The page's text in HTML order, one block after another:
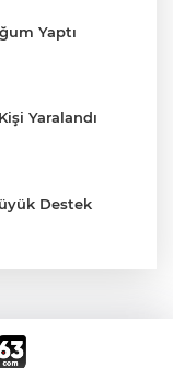
Yaptı
Yaralandı
Destek